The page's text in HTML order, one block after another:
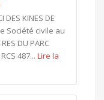
DES KINES DE
Société civile au
DU PARC
487... Lire la